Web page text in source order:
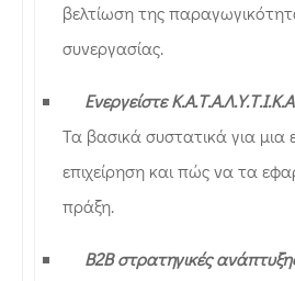
βελτίωση της
συνεργασίας.
Ενεργείστε
Τα βασικά συστατικά για μια
επιχείρηση και πώς να τα
πράξη.
B2B στρατηγικές